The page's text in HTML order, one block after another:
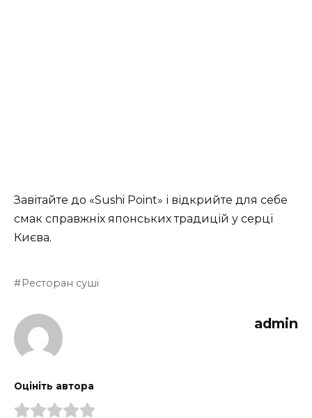
Завітайте до «Sushi Point» і відкрийте для себе
смак справжніх японських традицій у серці
Києва.
Ресторан суші
admin
Оцініть автора